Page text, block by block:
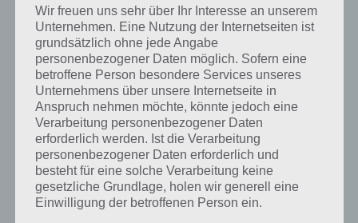
Weitere Lösungen zu 94%
gesucht? Schaue inunsere
Komplettlösung zur App! Dort
kannst du mit der Suche
schnell die Antworten und
Lösungen der über 300 Level
finden!
Wir freuen uns sehr über Ihr Interesse an unserem
Unternehmen. Eine Nutzung der Internetseiten ist
grundsätzlich ohne jede Angabe
personenbezogener Daten möglich. Sofern eine
betroffene Person besondere Services unseres
Unternehmens über unsere Internetseite in
Anspruch nehmen möchte, könnte jedoch eine
Verarbeitung personenbezogener Daten
erforderlich werden. Ist die Verarbeitung
personenbezogener Daten erforderlich und
besteht für eine solche Verarbeitung keine
gesetzliche Grundlage, holen wir generell eine
Einwilligung der betroffenen Person ein.